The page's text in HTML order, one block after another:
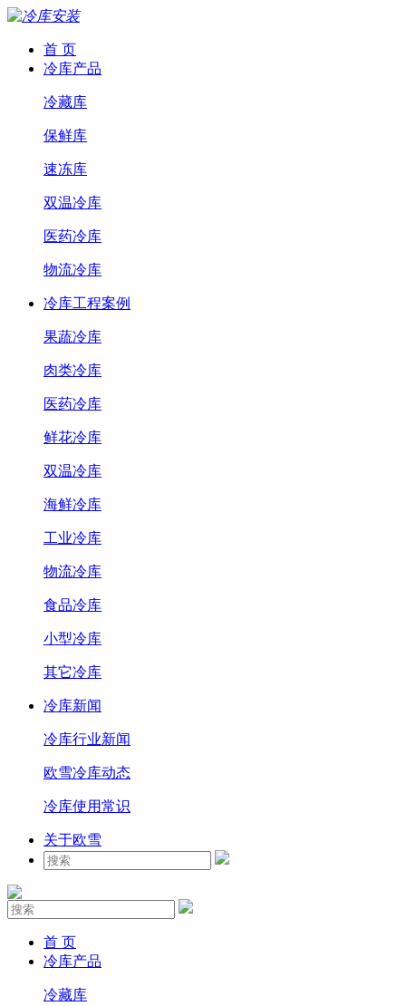
首 页
冷库产品
冷藏库
保鲜库
速冻库
双温冷库
医药冷库
物流冷库
冷库工程案例
果蔬冷库
肉类冷库
医药冷库
鲜花冷库
双温冷库
海鲜冷库
工业冷库
物流冷库
食品冷库
小型冷库
其它冷库
冷库新闻
冷库行业新闻
欧雪冷库动态
冷库使用常识
关于欧雪
首 页
冷库产品
冷藏库